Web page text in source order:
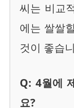
씨는 비교
에는 쌀쌀
것이 좋습
Q: 4월에
요?